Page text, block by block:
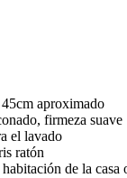
aproximado
firmeza suave
el lavado
ratón
de la casa